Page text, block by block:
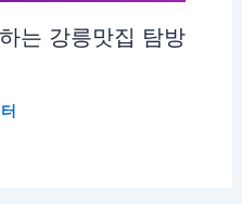
는 강릉맛집 탐방